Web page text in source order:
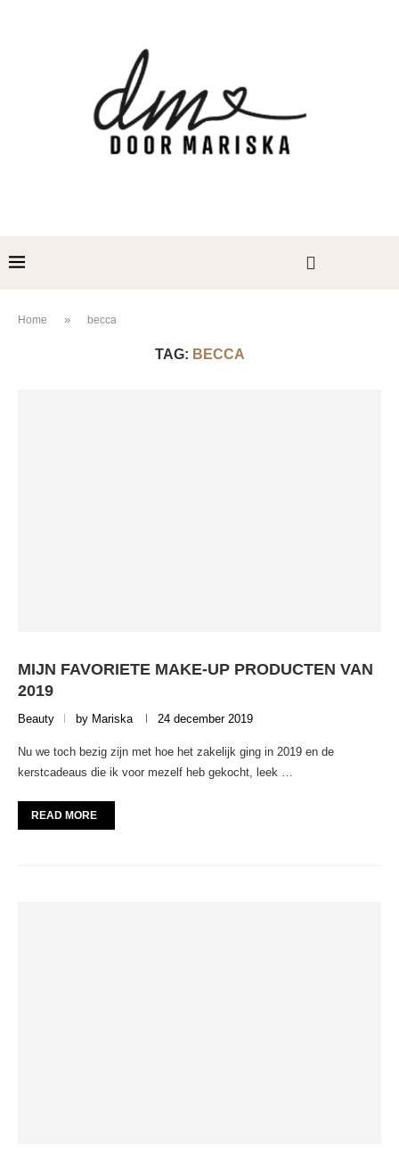
Home » becca
TAG: BECCA
MIJN FAVORIETE MAKE-UP PRODUCTEN VAN
2019
Beauty by Mariska 24 december 2019
Nu we toch bezig zijn met hoe het zakelijk ging in 2019 en de
kerstcadeaus die ik voor mezelf heb gekocht, leek …
READ MORE